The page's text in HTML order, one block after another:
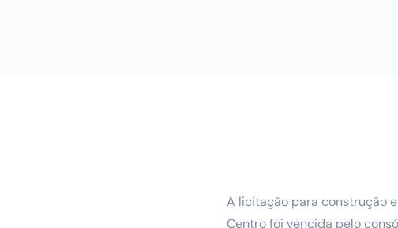
A licitação para construção
Centro foi vencida pelo